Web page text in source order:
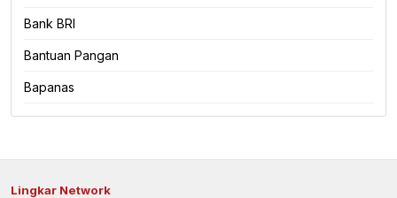
Bank BRI
Bantuan Pangan
Bapanas
Lingkar Network